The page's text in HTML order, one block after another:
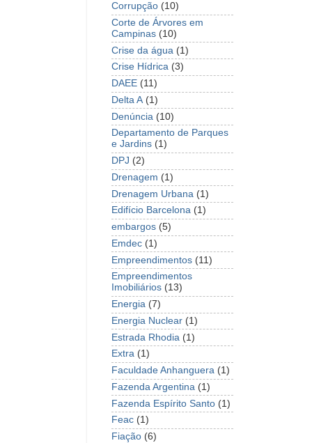
Corrupção (10)
Corte de Árvores em
Campinas (10)
Crise da água (1)
Crise Hídrica (3)
DAEE (11)
Delta A (1)
Denúncia (10)
Departamento de Parques
e Jardins (1)
DPJ (2)
Drenagem (1)
Drenagem Urbana (1)
Edifício Barcelona (1)
embargos (5)
Emdec (1)
Empreendimentos (11)
Empreendimentos
Imobiliários (13)
Energia (7)
Energia Nuclear (1)
Estrada Rhodia (1)
Extra (1)
Faculdade Anhanguera (1)
Fazenda Argentina (1)
Fazenda Espírito Santo (1)
Feac (1)
Fiação (6)